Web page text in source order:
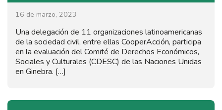
16 de marzo, 2023
Una delegación de 11 organizaciones latinoamericanas
de la sociedad civil, entre ellas CooperAcción, participa
en la evaluación del Comité de Derechos Económicos,
Sociales y Culturales (CDESC) de las Naciones Unidas
en Ginebra. […]